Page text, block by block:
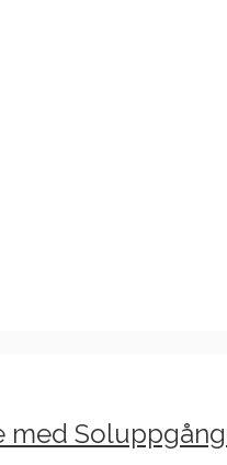
med